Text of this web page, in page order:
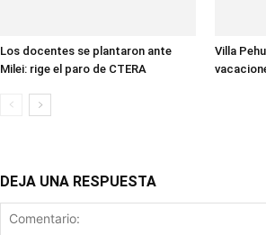
Los docentes se plantaron ante
Milei: rige el paro de CTERA
Villa
DEJA UNA RESPUESTA